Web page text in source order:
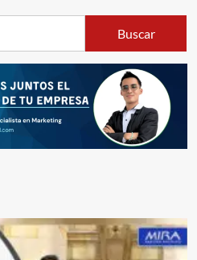
Buscar